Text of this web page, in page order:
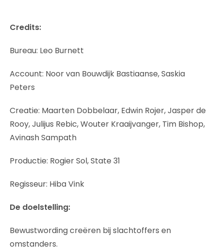
Credits:
Bureau: Leo Burnett
Account: Noor van Bouwdijk Bastiaanse, Saskia
Peters
Creatie: Maarten Dobbelaar, Edwin Rojer, Jasper de
Rooy, Julijus Rebic, Wouter Kraaijvanger, Tim Bishop,
Avinash Sampath
Productie: Rogier Sol, State 31
Regisseur: Hiba Vink
De doelstelling:
Bewustwording creëren bij slachtoffers en
omstanders.